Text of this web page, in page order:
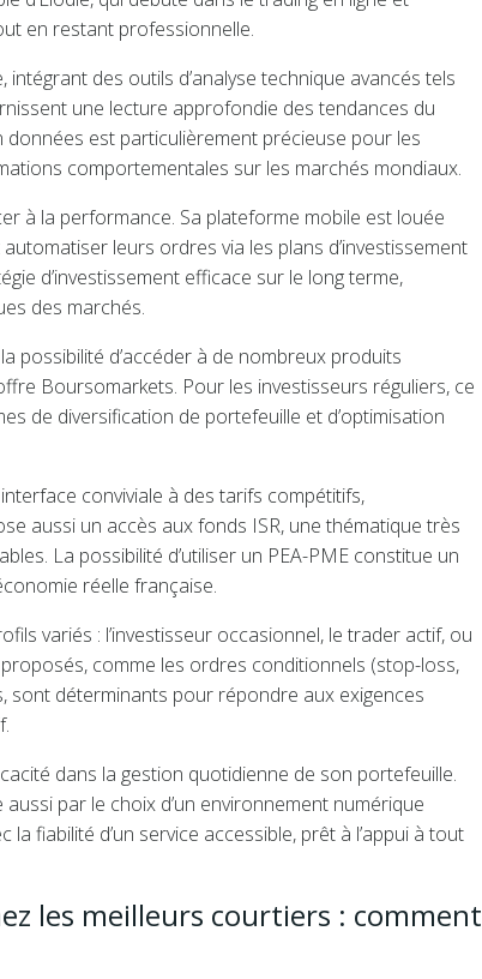
en restant professionnelle.
des outils d’analyse technique avancés tels
une lecture approfondie des tendances du
données est particulièrement précieuse pour les
comportementales sur les marchés mondiaux.
à la performance. Sa plateforme mobile est louée
leurs ordres via les plans d’investissement
d’investissement efficace sur le long terme,
des marchés.
possibilité d’accéder à de nombreux produits
Boursomarkets. Pour les investisseurs réguliers, ce
de diversification de portefeuille et d’optimisation
conviviale à des tarifs compétitifs,
aussi un accès aux fonds ISR, une thématique très
La possibilité d’utiliser un PEA-PME constitue un
réelle française.
variés : l’investisseur occasionnel, le trader actif, ou
comme les ordres conditionnels (stop-loss,
sont déterminants pour répondre aux exigences
dans la gestion quotidienne de son portefeuille.
par le choix d’un environnement numérique
la fiabilité d’un service accessible, prêt à l’appui à tout
les meilleurs courtiers : comment